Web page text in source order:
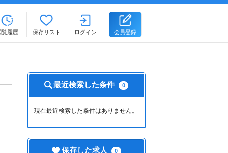
覧履歴 保存リスト ログイン 会員登録
最近検索した条件 0
現在最近検索した条件はありません。
保存した求人 0